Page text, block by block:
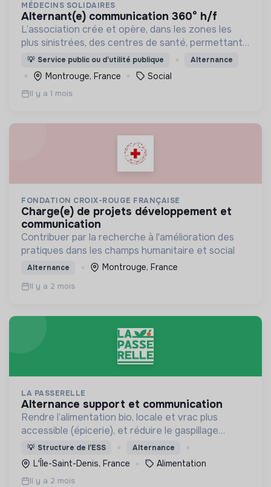
MÉDECINS SOLIDAIRES
alternant(e) communication 360° h/f
L’association crée et opère, dans les zones les
plus sinistrées, des centres de santé, permettant
aux populations de retrouver une porte à laquelle
frapper lorsque le besoin médical survient.
💡 Service public ou d’utilité publique Alternance
Montrouge, France Social
Il y a 1 mois
FONDATION CROIX-ROUGE FRANÇAISE
charge(e) de projets développement et
communication
Contribuer par la recherche à l'amélioration des
pratiques dans les champs humanitaire et social
Alternance Montrouge, France
Il y a 2 mois
LA PASSERELLE
alternance support et communication
Rendre l’alimentation bio, locale et vrac plus
accessible (épicerie), et réduire le gaspillage
alimentaire (restaurant)
💡 Structure de l’ESS Alternance
L'Île-Saint-Denis, France Alimentation
Il y a 2 mois